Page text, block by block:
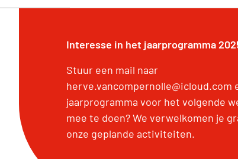
Interesse in het jaarprogramma
Stuur een mail naar
herve.vancompernolle@icloud.com
jaarprogramma voor het volgende
mee te doen? We verwelkomen je
onze geplande activiteiten.